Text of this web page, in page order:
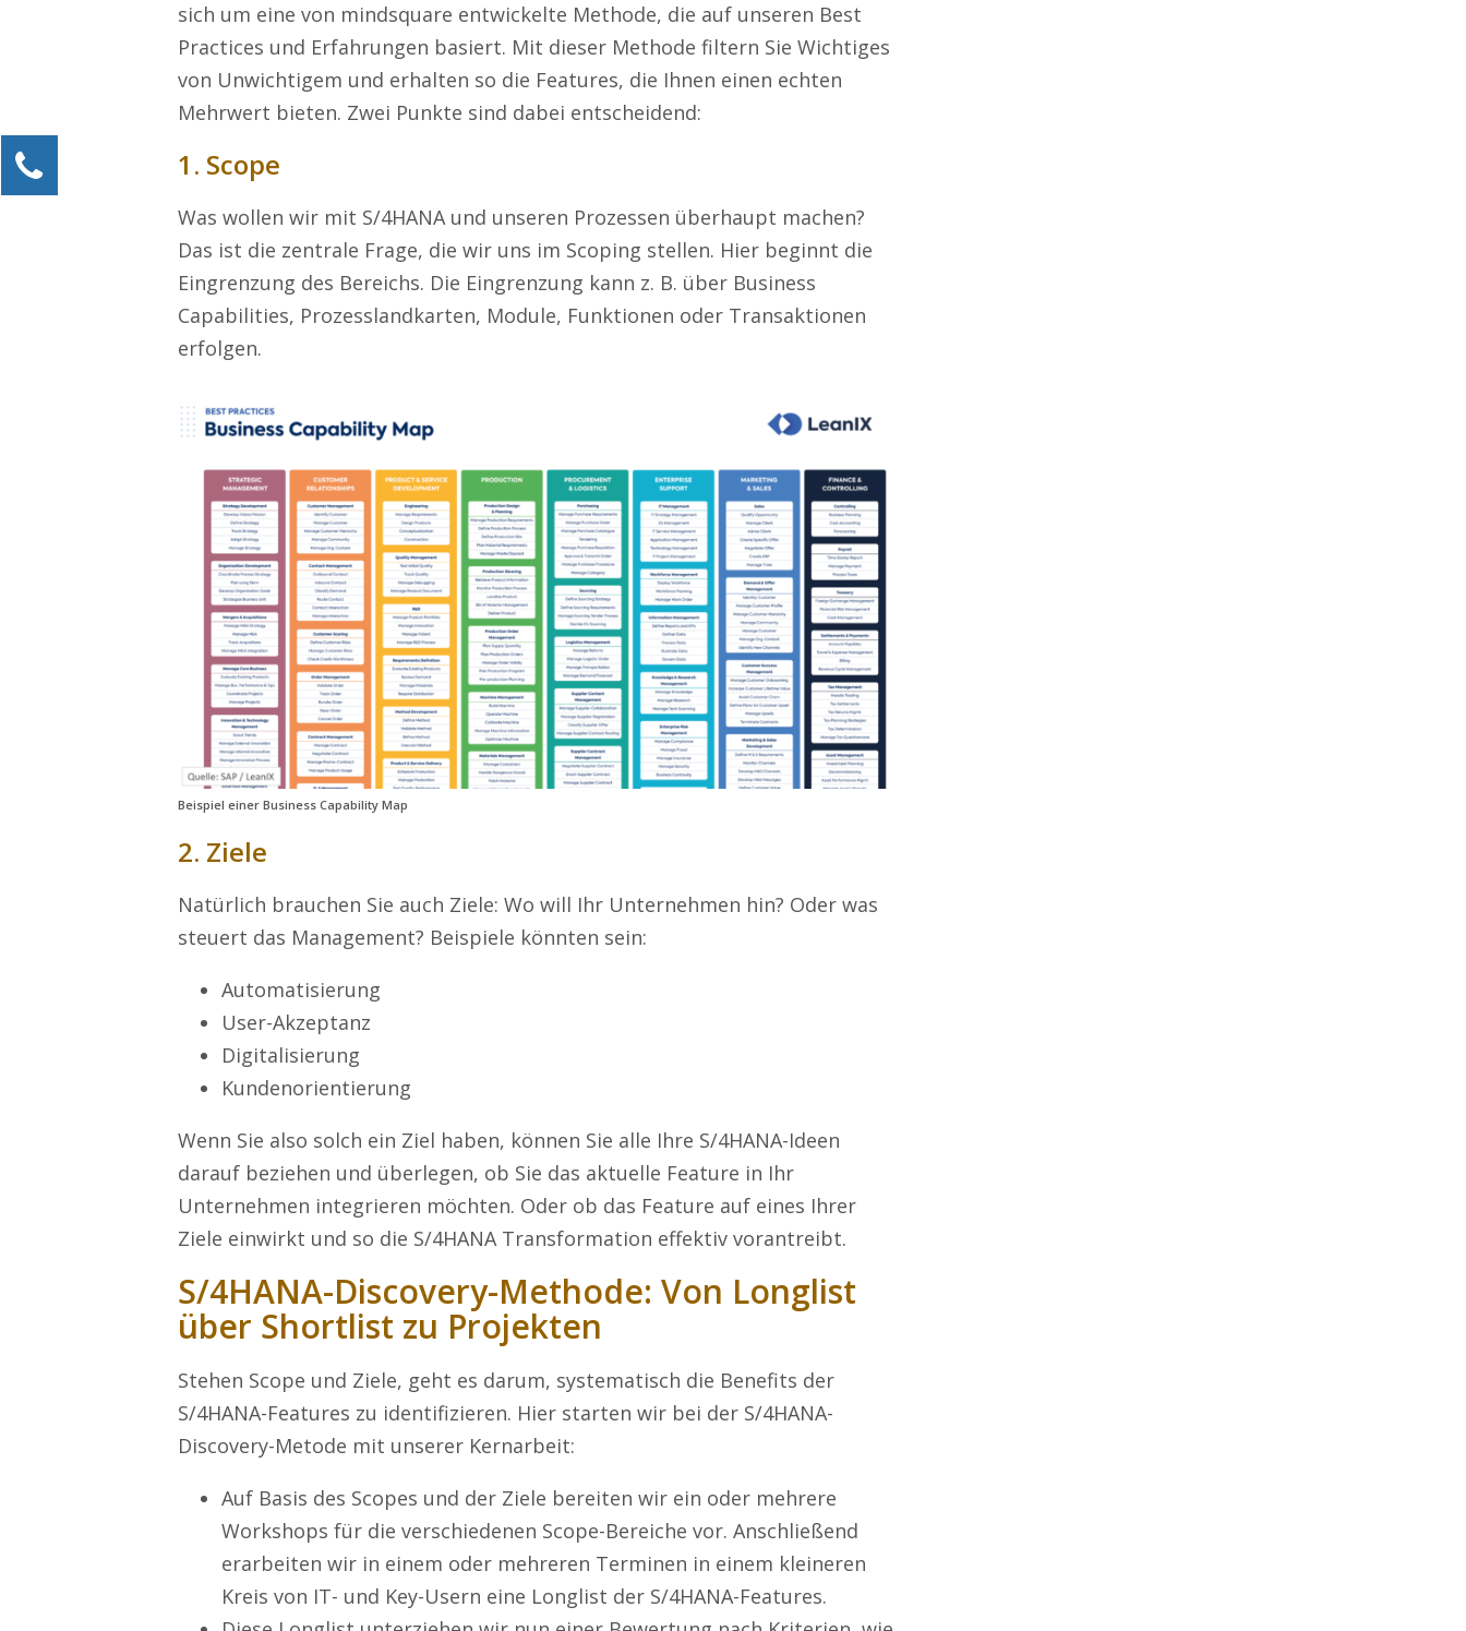
sich um eine von mindsquare entwickelte Methode, die auf unseren Best
Practices und Erfahrungen basiert. Mit dieser Methode filtern Sie Wichtiges
von Unwichtigem und erhalten so die Features, die Ihnen einen echten
Mehrwert bieten. Zwei Punkte sind dabei entscheidend:
1. Scope
Was wollen wir mit S/4HANA und unseren Prozessen überhaupt machen?
Das ist die zentrale Frage, die wir uns im Scoping stellen. Hier beginnt die
Eingrenzung des Bereichs. Die Eingrenzung kann z. B. über Business
Capabilities, Prozesslandkarten, Module, Funktionen oder Transaktionen
erfolgen.
Beispiel einer Business Capability Map
2. Ziele
Natürlich brauchen Sie auch Ziele: Wo will Ihr Unternehmen hin? Oder was
steuert das Management? Beispiele könnten sein:
Automatisierung
User-Akzeptanz
Digitalisierung
Kundenorientierung
Wenn Sie also solch ein Ziel haben, können Sie alle Ihre S/4HANA-Ideen
darauf beziehen und überlegen, ob Sie das aktuelle Feature in Ihr
Unternehmen integrieren möchten. Oder ob das Feature auf eines Ihrer
Ziele einwirkt und so die S/4HANA Transformation effektiv vorantreibt.
S/4HANA-Discovery-Methode: Von Longlist
über Shortlist zu Projekten
Stehen Scope und Ziele, geht es darum, systematisch die Benefits der
S/4HANA-Features zu identifizieren. Hier starten wir bei der S/4HANA-
Discovery-Metode mit unserer Kernarbeit:
Auf Basis des Scopes und der Ziele bereiten wir ein oder mehrere
Workshops für die verschiedenen Scope-Bereiche vor. Anschließend
erarbeiten wir in einem oder mehreren Terminen in einem kleineren
Kreis von IT- und Key-Usern eine Longlist der S/4HANA-Features.
Kontaktieren Sie uns!
Kundenservice
Alexander.Koessner-Maier@erlebe-software.de
Ihre Anfrage